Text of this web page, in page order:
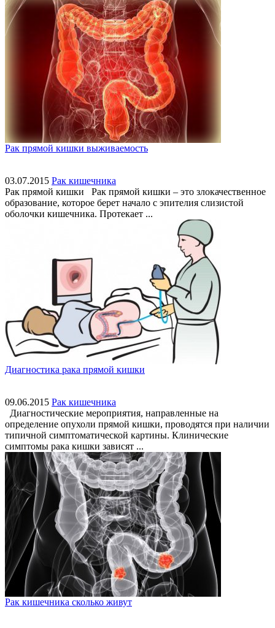
Рак прямой кишки выживаемость
03.07.2015 Рак кишечника
Рак прямой кишки Рак прямой кишки – это злокачественное
образование, которое берет начало с эпителия слизистой
оболочки кишечника. Протекает ...
Диагностика рака прямой кишки
09.06.2015 Рак кишечника
Диагностические мероприятия, направленные на
определение опухоли прямой кишки, проводятся при наличии
типичной симптоматической картины. Клинические
симптомы рака кишки зависят ...
Рак кишечника сколько живут